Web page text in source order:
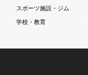
スポーツ施設・ジム
学校・教育